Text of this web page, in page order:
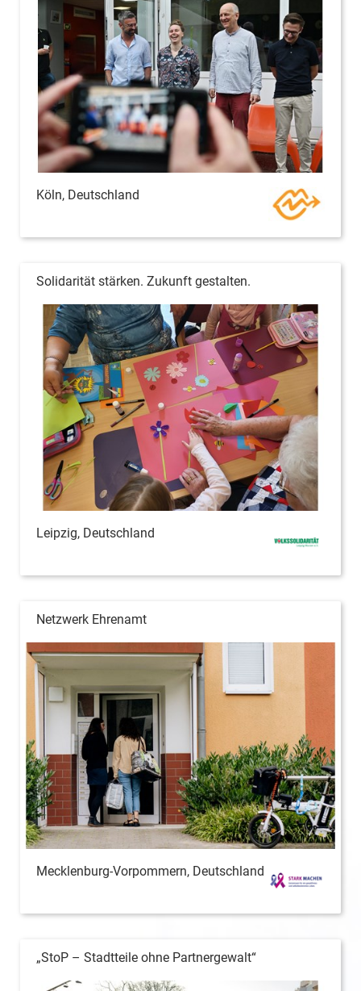
Köln, Deutschland
Solidarität stärken. Zukunft gestalten.
Leipzig, Deutschland
Netzwerk Ehrenamt
Mecklenburg-Vorpommern, Deutschland
„StoP – Stadtteile ohne Partnergewalt“